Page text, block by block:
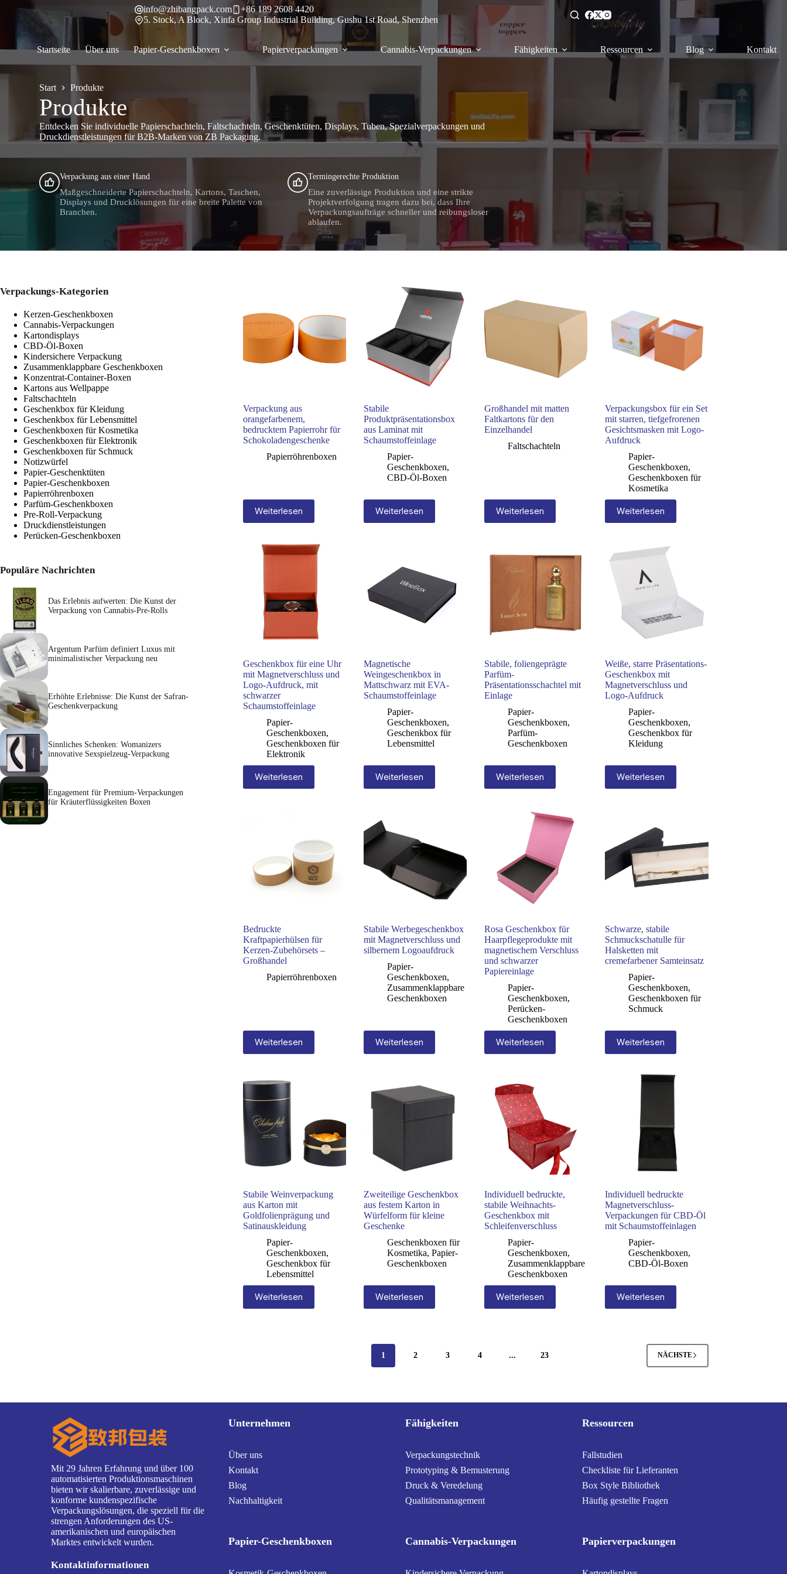
info@zhibangpack.com
+86 189 2608 4420
5. Stock, A Block, Xinfa Group Industrial Building, Gushu 1st Road, Shenzhen
Startseite Über uns Papier-Geschenkboxen Papierverpackungen Cannabis-Verpackungen Fähigkeiten Ressourcen Blog Kontakt
Start Produkte
Produkte
Entdecken Sie individuelle Papierschachteln, Faltschachteln, Geschenktüten, Displays, Tuben, Spezialverpackungen und
Druckdienstleistungen für B2B-Marken von ZB Packaging.
Verpackung aus einer Hand
Maßgeschneiderte Papierschachteln, Kartons, Taschen,
Displays und Drucklösungen für eine breite Palette von
Branchen.
Termingerechte Produktion
Eine zuverlässige Produktion und eine strikte
Projektverfolgung tragen dazu bei, dass Ihre
Verpackungsaufträge schneller und reibungsloser
ablaufen.
Verpackung aus
orangefarbenem,
bedrucktem Papierrohr für
Schokoladengeschenke
Papierröhrenboxen
Weiterlesen
Stabile
Produktpräsentationsbox
aus Laminat mit
Schaumstoffeinlage
Papier-
Geschenkboxen,
CBD-Öl-Boxen
Weiterlesen
Großhandel mit matten
Faltkartons für den
Einzelhandel
Faltschachteln
Weiterlesen
Verpackungsbox für ein Set
mit starren, tiefgefrorenen
Gesichtsmasken mit Logo-
Aufdruck
Papier-
Geschenkboxen,
Geschenkboxen für
Kosmetika
Weiterlesen
Geschenkbox für eine Uhr
mit Magnetverschluss und
Logo-Aufdruck, mit
schwarzer
Schaumstoffeinlage
Papier-
Geschenkboxen,
Geschenkboxen für
Elektronik
Weiterlesen
Magnetische
Weingeschenkbox in
Mattschwarz mit EVA-
Schaumstoffeinlage
Papier-
Geschenkboxen,
Geschenkbox für
Lebensmittel
Weiterlesen
Stabile, foliengeprägte
Parfüm-
Präsentationsschachtel mit
Einlage
Papier-
Geschenkboxen,
Parfüm-
Geschenkboxen
Weiterlesen
Weiße, starre Präsentations-
Geschenkbox mit
Magnetverschluss und
Logo-Aufdruck
Papier-
Geschenkboxen,
Geschenkbox für
Kleidung
Weiterlesen
Bedruckte
Kraftpapierhülsen für
Kerzen-Zubehörsets –
Großhandel
Papierröhrenboxen
Weiterlesen
Stabile Werbegeschenkbox
mit Magnetverschluss und
silbernem Logoaufdruck
Papier-
Geschenkboxen,
Zusammenklappbare
Geschenkboxen
Weiterlesen
Rosa Geschenkbox für
Haarpflegeprodukte mit
magnetischem Verschluss
und schwarzer
Papiereinlage
Papier-
Geschenkboxen,
Perücken-
Geschenkboxen
Weiterlesen
Schwarze, stabile
Schmuckschatulle für
Halsketten mit
cremefarbener Samteinsatz
Papier-
Geschenkboxen,
Geschenkboxen für
Schmuck
Weiterlesen
Stabile Weinverpackung
aus Karton mit
Goldfolienprägung und
Satinauskleidung
Papier-
Geschenkboxen,
Geschenkbox für
Lebensmittel
Weiterlesen
Zweiteilige Geschenkbox
aus festem Karton in
Würfelform für kleine
Geschenke
Geschenkboxen für
Kosmetika,Papier-
Geschenkboxen
Weiterlesen
Individuell bedruckte,
stabile Weihnachts-
Geschenkbox mit
Schleifenverschluss
Papier-
Geschenkboxen,
Zusammenklappbare
Geschenkboxen
Weiterlesen
Individuell bedruckte
Magnetverschluss-
Verpackungen für CBD-Öl
mit Schaumstoffeinlagen
Papier-
Geschenkboxen,
CBD-Öl-Boxen
Weiterlesen
1 2 3 4 ... 23 NÄCHSTE
Verpackungs-Kategorien
Kerzen-Geschenkboxen
Cannabis-Verpackungen
Kartondisplays
CBD-Öl-Boxen
Kindersichere Verpackung
Zusammenklappbare Geschenkboxen
Konzentrat-Container-Boxen
Kartons aus Wellpappe
Faltschachteln
Geschenkbox für Kleidung
Geschenkbox für Lebensmittel
Geschenkboxen für Kosmetika
Geschenkboxen für Elektronik
Geschenkboxen für Schmuck
Notizwürfel
Papier-Geschenktüten
Papier-Geschenkboxen
Papierröhrenboxen
Parfüm-Geschenkboxen
Pre-Roll-Verpackung
Druckdienstleistungen
Perücken-Geschenkboxen
Populäre Nachrichten
Das Erlebnis aufwerten: Die Kunst der
Verpackung von Cannabis-Pre-Rolls
Argentum Parfüm definiert Luxus mit
minimalistischer Verpackung neu
Erhöhte Erlebnisse: Die Kunst der Safran-
Geschenkverpackung
Sinnliches Schenken: Womanizers
innovative Sexspielzeug-Verpackung
Engagement für Premium-Verpackungen
für Kräuterflüssigkeiten Boxen
Mit 29 Jahren Erfahrung und über 100
automatisierten Produktionsmaschinen
bieten wir skalierbare, zuverlässige und
konforme kundenspezifische
Verpackungslösungen, die speziell für die
strengen Anforderungen des US-
amerikanischen und europäischen
Marktes entwickelt wurden.
Kontaktinformationen
Unternehmen
Über uns
Kontakt
Blog
Nachhaltigkeit
Papier-Geschenkboxen
Fähigkeiten
Verpackungstechnik
Prototyping & Bemusterung
Druck & Veredelung
Qualitätsmanagement
Cannabis-Verpackungen
Ressourcen
Fallstudien
Checkliste für Lieferanten
Box Style Bibliothek
Häufig gestellte Fragen
Papierverpackungen